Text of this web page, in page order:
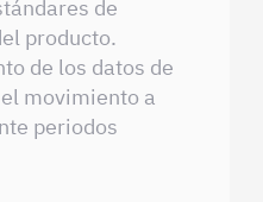
de
producto.
de los datos de
movimiento a
periodos